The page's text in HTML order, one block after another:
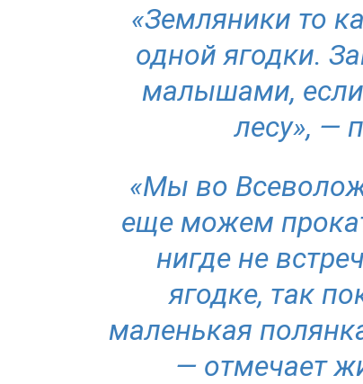
«Земляники то
одной ягодки.
малышами, если
лесу», —
«Мы во
еще можем
нигде не
ягодке, так
маленькая
— отмечает